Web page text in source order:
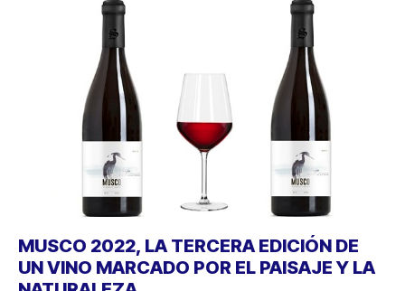
MUSCO 2022, LA TERCERA EDICIÓN DE
UN VINO MARCADO POR EL PAISAJE Y LA